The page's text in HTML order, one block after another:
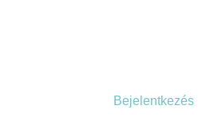
Bejelentkezés